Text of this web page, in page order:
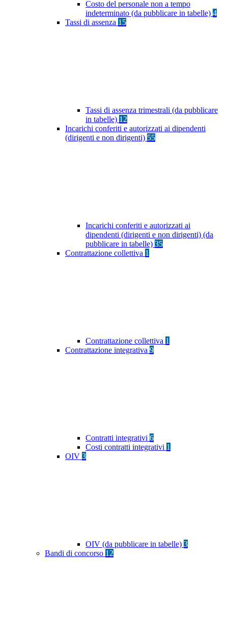
Costo del personale non a tempo
indeterminato (da pubblicare in tabelle) 4
Tassi di assenza 15
Tassi di assenza trimestrali (da pubblicare
in tabelle) 12
Incarichi conferiti e autorizzati ai dipendenti
(dirigenti e non dirigenti) 55
Incarichi conferiti e autorizzati ai
dipendenti (dirigenti e non dirigenti) (da
pubblicare in tabelle) 35
Contrattazione collettiva 1
Contrattazione collettiva 1
Contrattazione integrativa 9
Contratti integrativi 6
Costi contratti integrativi 1
OIV 3
OIV (da pubblicare in tabelle) 3
Bandi di concorso 12